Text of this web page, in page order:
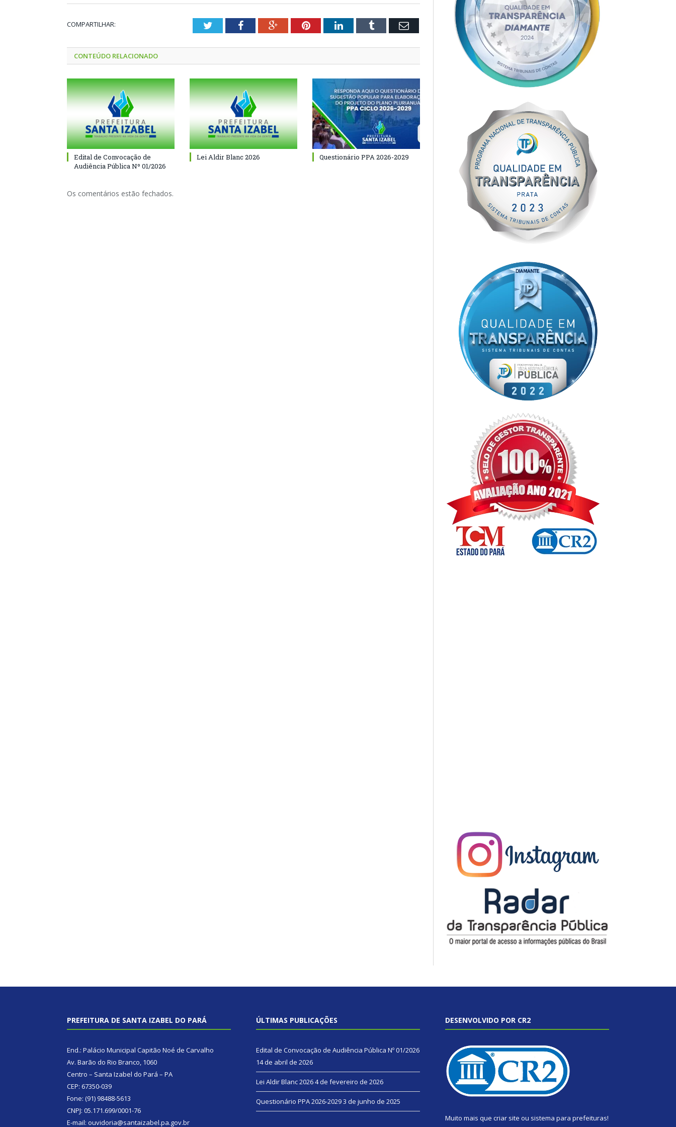
COMPARTILHAR: TwitterFacebookGoogle+PinterestLinkedInTumblr Email
CONTEÚDO RELACIONADO
Edital de Convocação de
Audiência Pública Nº 01/2026
Lei Aldir Blanc 2026 Questionário PPA 2026-2029
Os comentários estão fechados.
PREFEITURA DE SANTA IZABEL DO PARÁ
End.: Palácio Municipal Capitão Noé de Carvalho
Av. Barão do Rio Branco, 1060
Centro – Santa Izabel do Pará – PA
CEP: 67350-039
Fone: (91) 98488-5613
CNPJ: 05.171.699/0001-76
E-mail: ouvidoria@santaizabel.pa.gov.br
ÚLTIMAS PUBLICAÇÕES
Edital de Convocação de Audiência Pública Nº 01/2026
14 de abril de 2026
Lei Aldir Blanc 20264 de fevereiro de 2026
Questionário PPA 2026-20293 de junho de 2025
DESENVOLVIDO POR CR2
Muito mais que criar site ou sistema para prefeituras!